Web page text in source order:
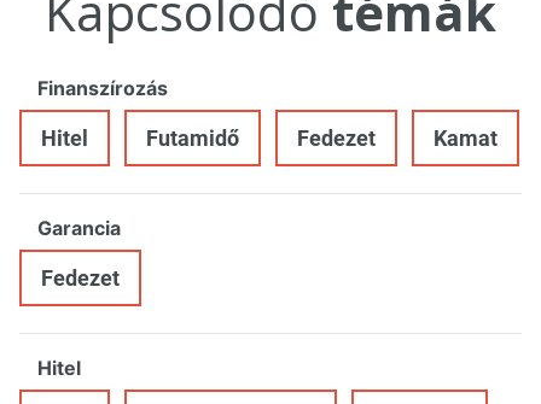
Finanszírozás
Hitel Futamidő Fedezet Kamat
Garancia
Fedezet
Hitel